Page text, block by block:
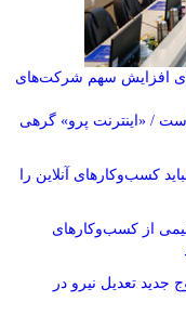
افزایش سهم شرکت‌های
/ «اینترنت پرو» گرهی
کسب‌وکارهای آنلاین را
از کسب‌وکارهای
تعدیل نیرو در